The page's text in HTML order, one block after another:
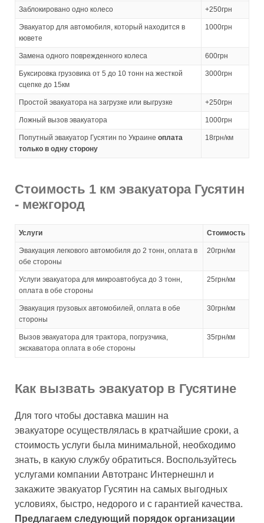
Заблокировано одно колесо +250грн
Эвакуатор для автомобиля, который находится в
кювете
1000грн
Замена одного поврежденного колеса 600грн
Буксировка грузовика от 5 до 10 тонн на жесткой
сцепке до 15км
3000грн
Простой эвакуатора на загрузке или выгрузке +250грн
Ложный вызов эвакуатора 1000грн
Попутный эвакуатор Гусятин по Украине оплата
только в одну сторону
18грн/км
Стоимость 1 км эвакуатора Гусятин
- межгород
Услуги Стоимость
Эвакуация легкового автомобиля до 2 тонн, оплата в
обе стороны
20грн/км
Услуги эвакуатора для микроавтобуса до 3 тонн,
оплата в обе стороны
25грн/км
Эвакуация грузовых автомобилей, оплата в обе
стороны
30грн/км
Вызов эвакуатора для трактора, погрузчика,
экскаватора оплата в обе стороны
35грн/км
Как вызвать эвакуатор в Гусятине
Для того чтобы доставка машин на
эвакуаторе осуществлялась в кратчайшие сроки, а
стоимость услуги была минимальной, необходимо
знать, в какую службу обратиться. Воспользуйтесь
услугами компании Автотранс Интернешнл и
закажите эвакуатор Гусятин на самых выгодных
условиях, быстро, недорого и с гарантией качества.
Предлагаем следующий порядок организации